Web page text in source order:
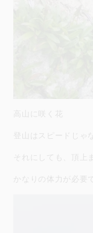
高山に咲く花
登山はスピードじゃ
それにしても、頂上
かなりの体力が必要